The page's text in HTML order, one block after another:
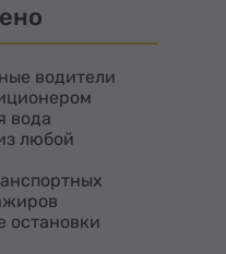
для своего времени.
пока
его в руины,
утраченного
водители
вода
любой
остановки